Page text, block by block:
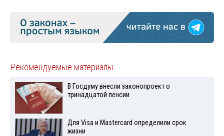
Рекомендуемые материалы
В Госдуму внесли законопроект о
тринадцатой пенсии
Для Visа и Mastercard определили срок
жизни